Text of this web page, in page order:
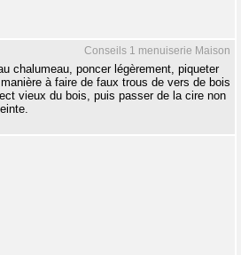
Conseils 1 menuiserie Maison
chalumeau, poncer légèrement, piqueter
à faire de faux trous de vers de bois
vieux du bois, puis passer de la cire non